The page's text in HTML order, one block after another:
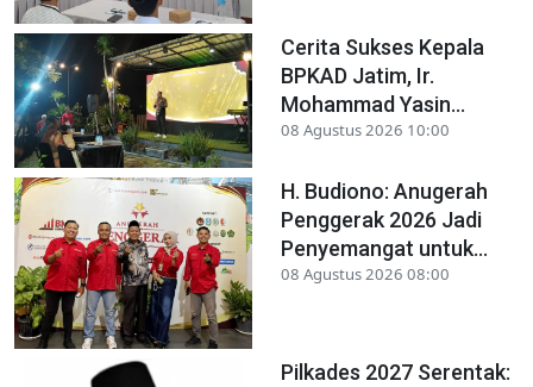
Cerita Sukses Kepala
BPKAD Jatim, Ir.
Mohammad Yasin...
08 Agustus 2026 10:00
H. Budiono: Anugerah
Penggerak 2026 Jadi
Penyemangat untuk...
08 Agustus 2026 08:00
Pilkades 2027 Serentak: